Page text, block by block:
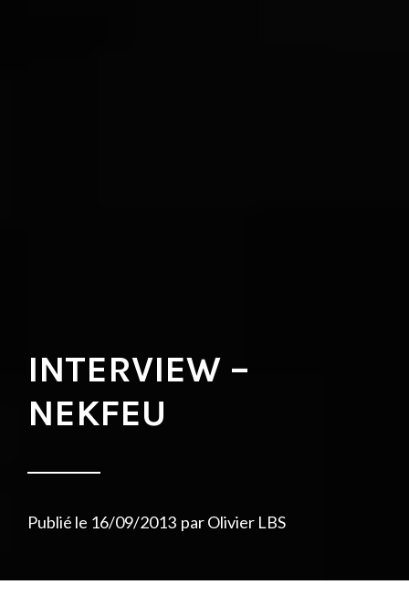
INTERVIEW –
NEKFEU
Publié le 16/09/2013 parOlivier LBS